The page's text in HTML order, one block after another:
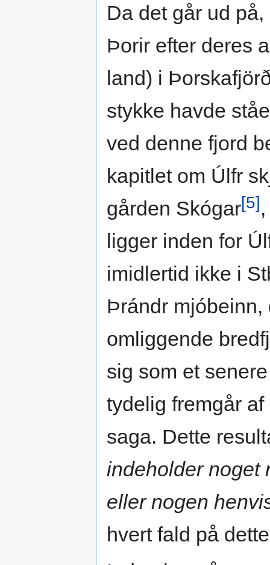
Da det går ud
Þorir efter deres
land) i
stykke havde
ved denne fjord
kapitlet om Úlfr
gården Skógar[5]
ligger inden for
imidlertid ikke i
Þrándr mjóbeinn,
omliggende
sig som et
tydelig fremgår
saga. Dette
indeholder noget
eller nogen
hvert fald på